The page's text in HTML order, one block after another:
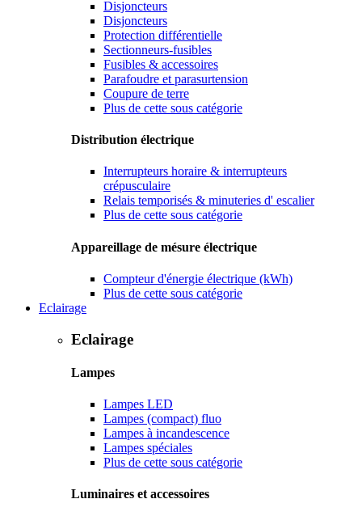
Disjoncteurs
Disjoncteurs
Protection différentielle
Sectionneurs-fusibles
Fusibles & accessoires
Parafoudre et parasurtension
Coupure de terre
Plus de cette sous catégorie
Distribution électrique
Interrupteurs horaire & interrupteurs
crépusculaire
Relais temporisés & minuteries d' escalier
Plus de cette sous catégorie
Appareillage de mésure électrique
Compteur d'énergie électrique (kWh)
Plus de cette sous catégorie
Eclairage
Eclairage
Lampes
Lampes LED
Lampes (compact) fluo
Lampes à incandescence
Lampes spéciales
Plus de cette sous catégorie
Luminaires et accessoires